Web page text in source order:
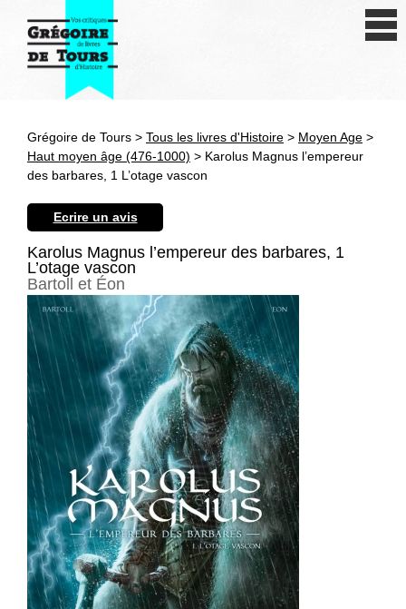
Antiquité
XXe siècle
Autres civilisations
Thématiques
Grégoire de Tours > Tous les livres d'Histoire > Moyen Age >
Haut moyen âge (476-1000) > Karolus Magnus l’empereur
des barbares, 1 L’otage vascon
Ecrire un avis
Karolus Magnus l’empereur des barbares, 1
L’otage vascon
Bartoll et Éon